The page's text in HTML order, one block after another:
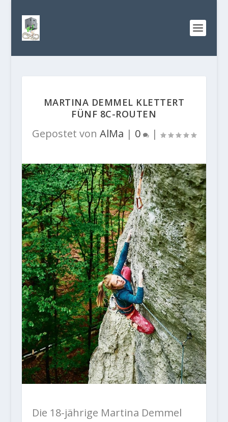
MARTINA DEMMEL KLETTERT
FÜNF 8C-ROUTEN
Gepostet von AlMa | 0 |
Die 18-jährige Martina Demmel